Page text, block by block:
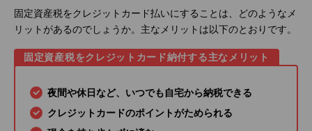
固定資産税をクレジットカード払いにすることは、どのようなメ
リットがあるのでしょうか。主なメリットは以下のとおりです。
固定資産税をクレジットカード納付する主なメリット
夜間や休日など、いつでも自宅から納税できる
クレジットカードのポイントがためられる